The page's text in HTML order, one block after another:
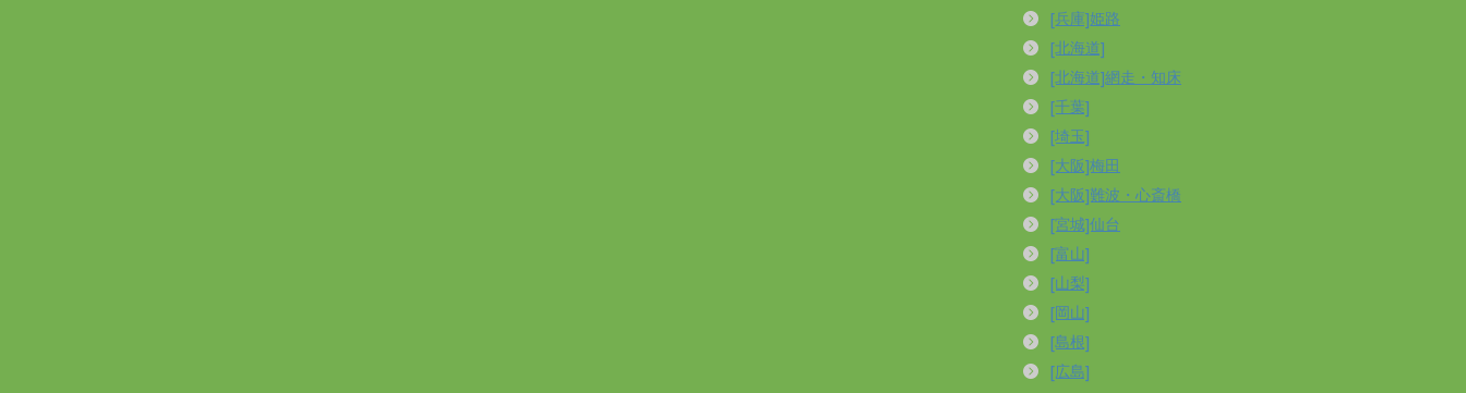
[兵庫]姫路
[北海道]
[北海道]網走・知床
[千葉]
[埼玉]
[大阪]梅田
[大阪]難波・心斎橋
[宮城]仙台
[富山]
[山梨]
[岡山]
[島根]
[広島]